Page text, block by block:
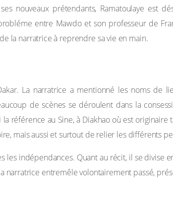
nouveaux prétendants, Ramatoulaye est
entre Mawdo et son professeur de
la narratrice à reprendre sa vie en main.
La narratrice a mentionné les noms de
de scènes se déroulent dans la
référence au Sine, à Diakhao où est originaire
mais aussi et surtout de relier les différents
les indépendances. Quant au récit, il se
narratrice entremêle volontairement passé,